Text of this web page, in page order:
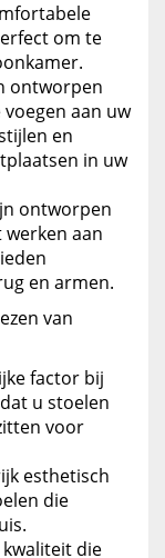
om te
ontworpen
aan uw
en
in uw
ontworpen
aan
en armen.
van
factor bij
u stoelen
voor
esthetisch
die
die